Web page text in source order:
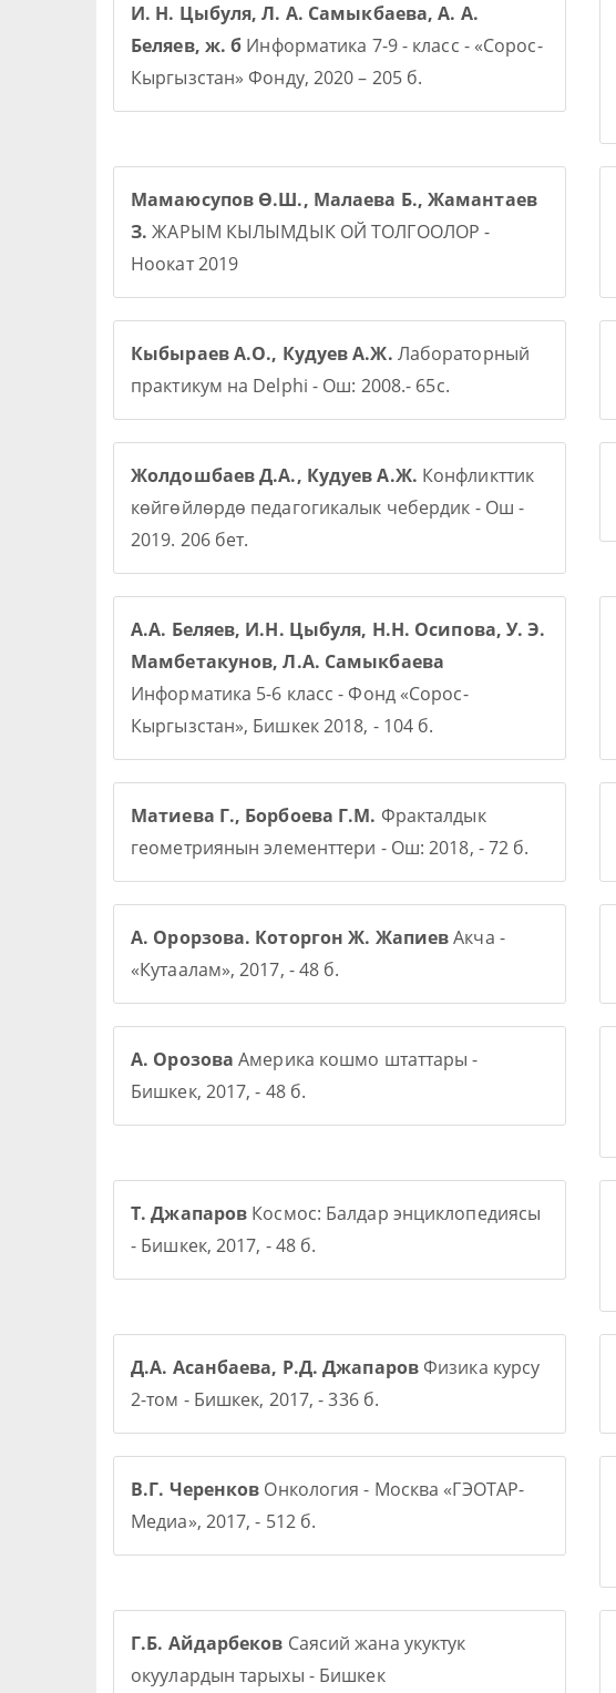
И. Н. Цыбуля, Л. А. Самыкбаева, А. А.
Беляев, ж. б Информатика 7-9 - класс - «Сорос-
Кыргызстан» Фонду, 2020 – 205 б.
Мамаюсупов Ө.Ш., Малаева Б., Жамантаев
З. ЖАРЫМ КЫЛЫМДЫК ОЙ ТОЛГООЛОР -
Ноокат 2019
Кыбыраев А.О., Кудуев А.Ж. Лабораторный
практикум на Delphi - Ош: 2008.- 65с.
Жолдошбаев Д.А., Кудуев А.Ж. Конфликттик
көйгөйлөрдө педагогикалык чебердик - Ош -
2019. 206 бет.
А.А. Беляев, И.Н. Цыбуля, Н.Н. Осипова, У. Э.
Мамбетакунов, Л.А. Самыкбаева
Информатика 5-6 класс - Фонд «Сорос-
Кыргызстан», Бишкек 2018, - 104 б.
Матиева Г., Борбоева Г.М. Фракталдык
геометриянын элементтери - Ош: 2018, - 72 б.
А. Орорзова. Которгон Ж. ЖапиевАкча -
«Кутаалам», 2017, - 48 б.
А. Орозова Америка кошмо штаттары -
Бишкек, 2017, - 48 б.
Т. Джапаров Космос: Балдар энциклопедиясы
- Бишкек, 2017, - 48 б.
Д.А. Асанбаева, Р.Д. ДжапаровФизика курсу
2-том - Бишкек, 2017, - 336 б.
В.Г. Черенков Онкология - Москва «ГЭОТАР-
Медиа», 2017, - 512 б.
Г.Б. Айдарбеков Саясий жана укуктук
окуулардын тарыхы - Бишкек